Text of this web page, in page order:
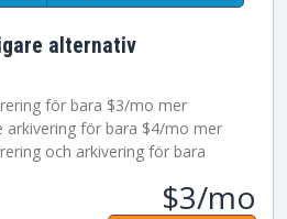
alternativ
för bara $3/mo mer
arkivering för bara $4/mo mer
och arkivering för bara
$3/mo